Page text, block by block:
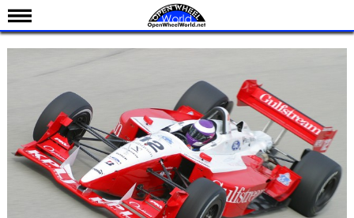
Nieuws
Kalender
Uitslagen
Standen
Coureurs
Teams
IndyCar 101